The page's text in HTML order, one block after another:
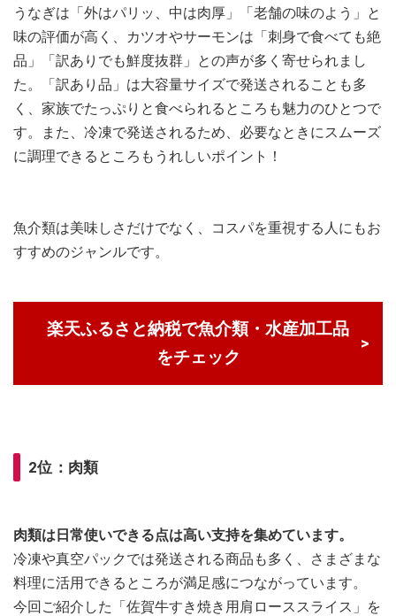
うなぎは「外はパリッ、中は肉厚」「老舗の味のよう」と
味の評価が高く、カツオやサーモンは「刺身で食べても絶
品」「訳ありでも鮮度抜群」との声が多く寄せられまし
た。「訳あり品」は大容量サイズで発送されることも多
く、家族でたっぷりと食べられるところも魅力のひとつで
す。また、冷凍で発送されるため、必要なときにスムーズ
に調理できるところもうれしいポイント！
魚介類は美味しさだけでなく、コスパを重視する人にもお
すすめのジャンルです。
楽天ふるさと納税で魚介類・水産加工品
をチェック
2位：肉類
肉類は日常使いできる点は高い支持を集めています。
冷凍や真空パックでは発送される商品も多く、さまざまな
料理に活用できるところが満足感につながっています。
今回ご紹介した「佐賀牛すき焼き用肩ローススライス」を